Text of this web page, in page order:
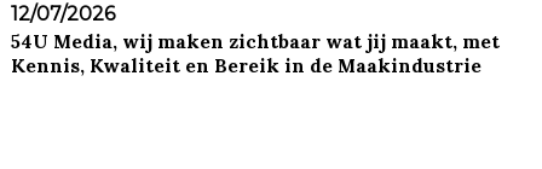
12/07/2026
54U Media, wij maken zichtbaar wat jij maakt, met
Kennis, Kwaliteit en Bereik in de Maakindustrie